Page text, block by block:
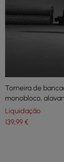
Torneira de
monobloco,
latão sólido
Liquidação
139,99€